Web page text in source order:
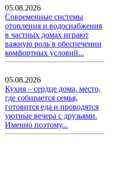
05.08.2026
Современные системы
отопления и водоснабжения
в частных домах играют
важную роль в обеспечении
комфортных условий...
05.08.2026
Кухня – сердце дома, место,
где собирается семья,
готовится еда и проводятся
уютные вечера с друзьями.
Именно поэтому...